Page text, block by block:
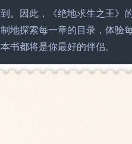
。因此，《绝地求生之王》
地探索每一章的目录，体验
书都将是你最好的伴侣。